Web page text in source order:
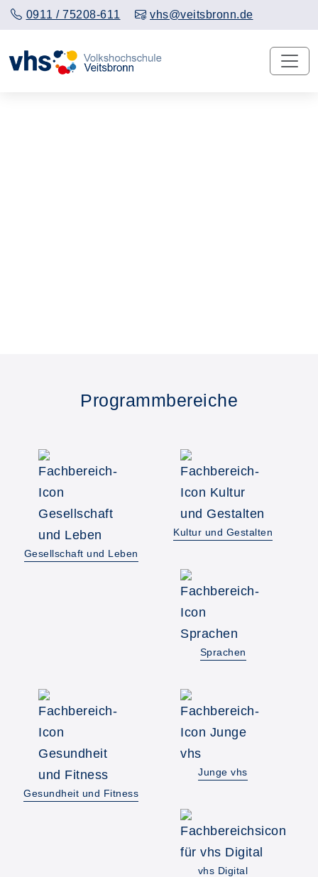
0911 / 75208-611 vhs@veitsbronn.de
Programmbereiche
Gesellschaft und Leben
Kultur und Gestalten
Sprachen
Gesundheit und Fitness
Junge vhs
vhs Digital